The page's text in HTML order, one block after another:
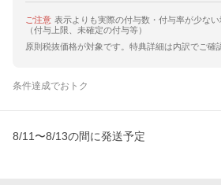
ご注意 表示よりも実際の付与数・付与率が少な
（付与上限、未確定の付与等）
原則税抜価格が対象です。特典詳細は内訳でご確
条件達成でおトク
8/11〜8/13の間に発送予定